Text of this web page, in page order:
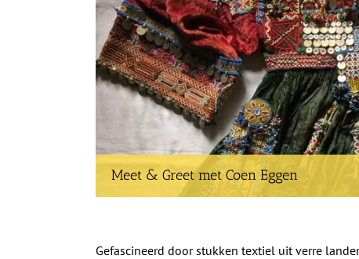
Meet & Greet met Coen Eggen
Gefascineerd door stukken textiel uit verre